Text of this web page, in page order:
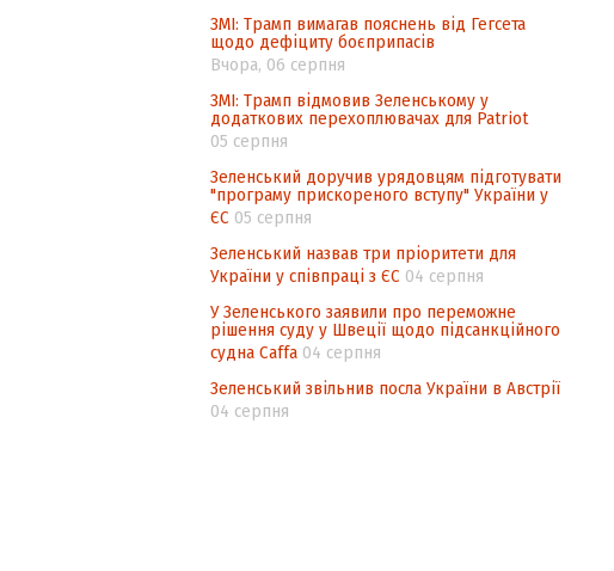
ЗМІ: Трамп вимагав пояснень від Гегсета
щодо дефіциту боєприпасів
Вчора, 06 серпня
ЗМІ: Трамп відмовив Зеленському у
додаткових перехоплювачах для Patriot
05 серпня
Зеленський доручив урядовцям підготувати
"програму прискореного вступу" України у
ЄС 05 серпня
Зеленський назвав три пріоритети для
України у співпраці з ЄС 04 серпня
У Зеленського заявили про переможне
рішення суду у Швеції щодо підсанкційного
судна Caffa 04 серпня
Зеленський звільнив посла України в Австрії
04 серпня